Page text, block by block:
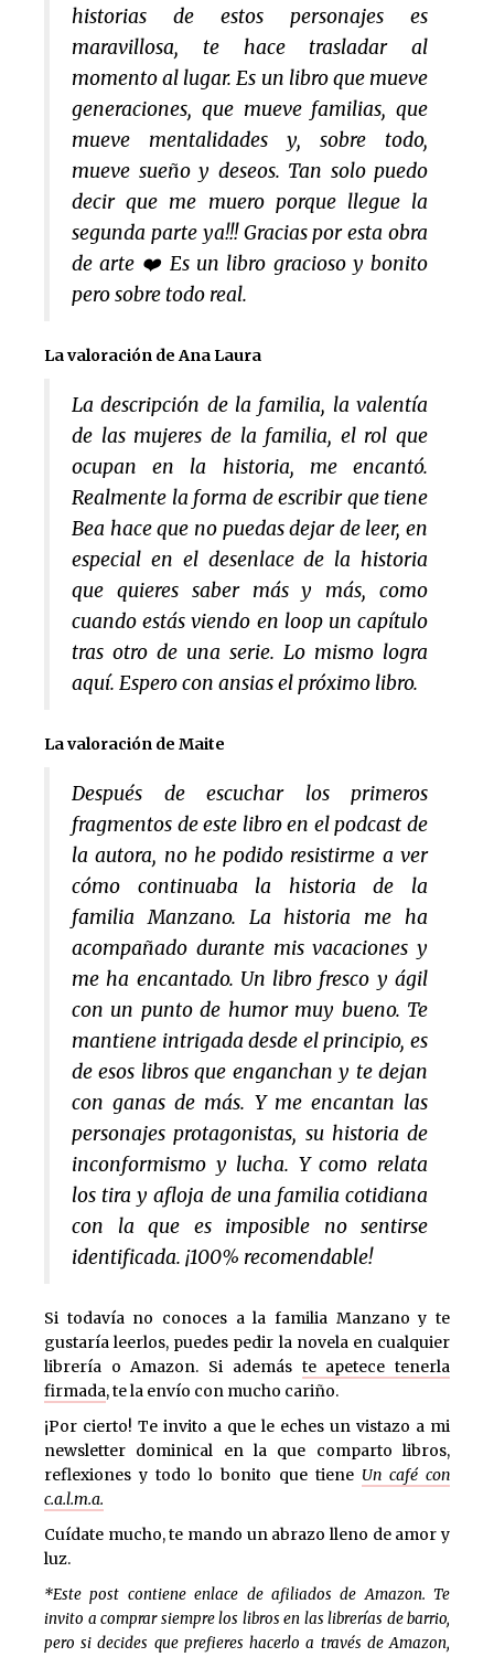
historias de estos personajes es
maravillosa, te hace trasladar al
momento al lugar. Es un libro que mueve
generaciones, que mueve familias, que
mueve mentalidades y, sobre todo,
mueve sueño y deseos. Tan solo puedo
decir que me muero porque llegue la
segunda parte ya!!! Gracias por esta obra
de arte ❤️ Es un libro gracioso y bonito
pero sobre todo real.
La valoración de Ana Laura
La descripción de la familia, la valentía
de las mujeres de la familia, el rol que
ocupan en la historia, me encantó.
Realmente la forma de escribir que tiene
Bea hace que no puedas dejar de leer, en
especial en el desenlace de la historia
que quieres saber más y más, como
cuando estás viendo en loopun capítulo
tras otro de una serie. Lo mismo logra
aquí. Espero con ansias el próximo libro.
La valoración de Maite
Después de escuchar los primeros
fragmentos de este libro en el podcast de
la autora, no he podido resistirme a ver
cómo continuaba la historia de la
familia Manzano. La historia me ha
acompañado durante mis vacaciones y
me ha encantado. Un libro fresco y ágil
con un punto de humor muy bueno. Te
mantiene intrigada desde el principio, es
de esos libros que enganchan y te dejan
con ganas de más. Y me encantan las
personajes protagonistas, su historia de
inconformismo y lucha. Y como relata
los tira y afloja de una familia cotidiana
con la que es imposible no sentirse
identificada. ¡100% recomendable!
Si todavía no conoces a la familia Manzano y te
gustaría leerlos, puedes pedir la novela en cualquier
librería o Amazon. Si además te apetece tenerla
firmada, te la envío con mucho cariño.
¡Por cierto! Te invito a que le eches un vistazo a mi
newsletter dominical en la que comparto libros,
reflexiones y todo lo bonito que tiene Un café con
c.a.l.m.a.
Cuídate mucho, te mando un abrazo lleno de amor y
luz.
*Este post contiene enlace de afiliados de Amazon. Te
invito a comprar siempre los libros en las librerías de barrio,
pero si decides que prefieres hacerlo a través de Amazon,